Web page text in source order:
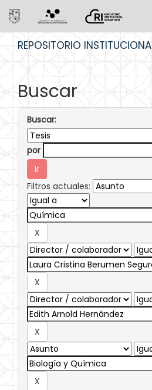
REPOSITORIO
Buscar
Buscar:
por
Filtros actuales: